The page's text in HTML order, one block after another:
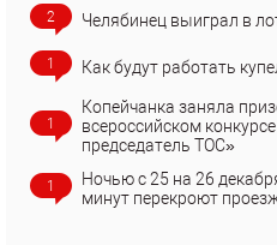
2 Челябинец выиграл в
1 Как будут работать
1
Копейчанка заняла
всероссийском
председатель ТОС»
1
Ночью с 25 на 26
минут перекроют